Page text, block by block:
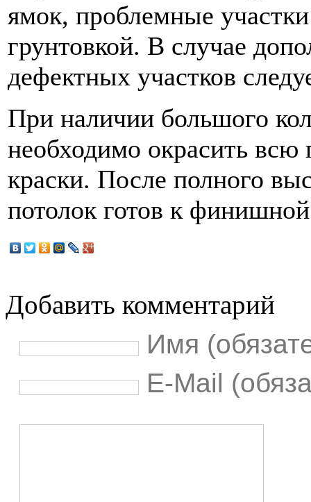
ямок, проблемные
грунтовкой. В случае
дефектных участков
При наличии большого
необходимо окрасить
краски. После полного
потолок готов к
Добавить комментарий
Имя
E-Mail